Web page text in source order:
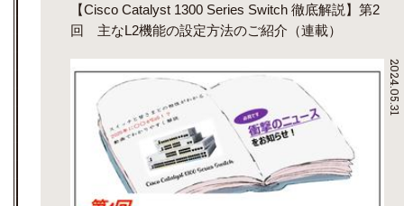
【Cisco Catalyst 1300 Series Switch 徹底解説】第2
回 主なL2機能の設定方法のご紹介（連載）
2024.05.31